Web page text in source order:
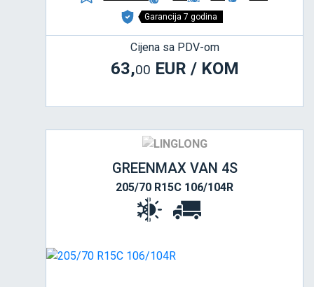
Garancija 7 godina
Cijena sa PDV-om
63,00 EUR / KOM
GREENMAX VAN 4S
205/70 R15C 106/104R